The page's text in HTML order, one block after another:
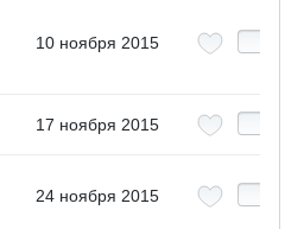
10 ноября 2015
17 ноября 2015
24 ноября 2015